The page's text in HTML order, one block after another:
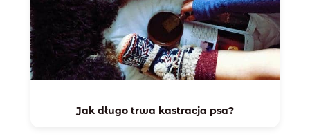
Jak długo trwa kastracja psa?